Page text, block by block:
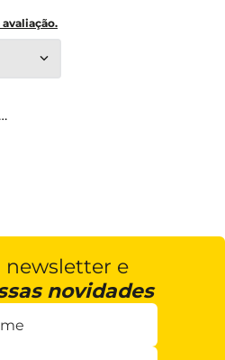
newsletter e
novidades